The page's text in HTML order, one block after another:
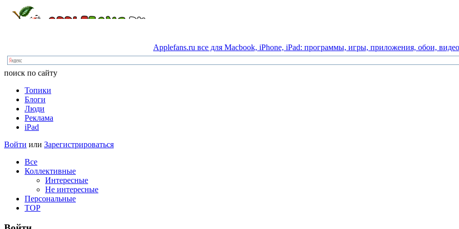
Applefans.ru все для Macbook, iPhone, iPad: программы, игры, приложения, обои, видео
поиск по сайту
Топики
Блоги
Люди
Реклама
iPad
Войти или Зарегистрироваться
Все
Коллективные
Интересные
Не интересные
Персональные
TOP